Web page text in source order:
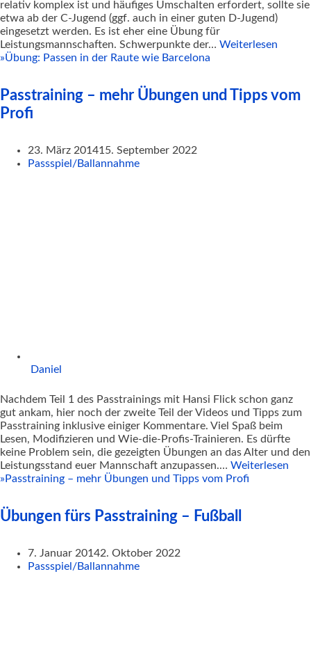
relativ komplex ist und häufiges Umschalten erfordert, sollte sie
etwa ab der C-Jugend (ggf. auch in einer guten D-Jugend)
eingesetzt werden. Es ist eher eine Übung für
Leistungsmannschaften. Schwerpunkte der… Weiterlesen
»Übung: Passen in der Raute wie Barcelona
Passtraining – mehr Übungen und Tipps vom
Profi
23. März 201415. September 2022
Passspiel/Ballannahme
Daniel
Nachdem Teil 1 des Passtrainings mit Hansi Flick schon ganz
gut ankam, hier noch der zweite Teil der Videos und Tipps zum
Passtraining inklusive einiger Kommentare. Viel Spaß beim
Lesen, Modifizieren und Wie-die-Profis-Trainieren. Es dürfte
keine Problem sein, die gezeigten Übungen an das Alter und den
Leistungsstand euer Mannschaft anzupassen.… Weiterlesen
» Passtraining – mehr Übungen und Tipps vom Profi
Übungen fürs Passtraining – Fußball
7. Januar 20142. Oktober 2022
Passspiel/Ballannahme